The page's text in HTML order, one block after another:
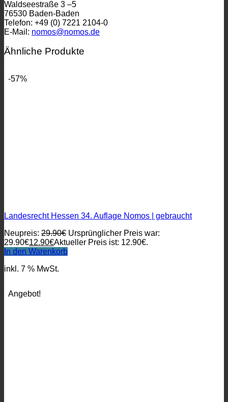
Waldseestraße 3 –5
76530 Baden-Baden
Telefon: +49 (0) 7221 2104-0
E-Mail: nomos@nomos.de
Ähnliche Produkte
-57%
Landesrecht Hessen 34. Auflage Nomos | gebraucht
Neupreis: 29.90€ Ursprünglicher Preis war:
29.90€12.90€Aktueller Preis ist: 12.90€.
In den Warenkorb
inkl. 7 % MwSt.
Angebot!